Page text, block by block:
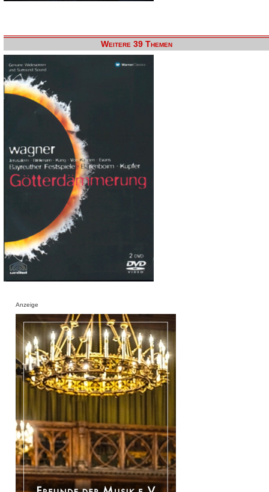
Weitere 39 Themen
Anzeige